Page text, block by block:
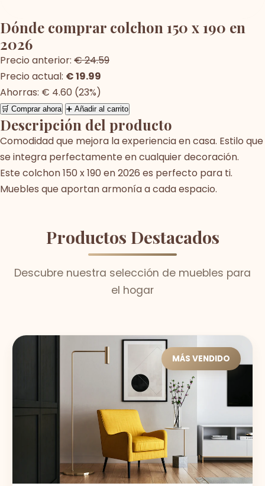
Dónde comprar colchon 150 x 190 en
2026
Precio anterior: € 24.59
Precio actual: € 19.99
Ahorras: € 4.60 (23%)
🛒 Comprar ahora ➕ Añadir al carrito
Descripción del producto
Comodidad que mejora la experiencia en casa. Estilo que
se integra perfectamente en cualquier decoración.
Este colchon 150 x 190 en 2026 es perfecto para ti.
Muebles que aportan armonía a cada espacio.
Productos Destacados
Descubre nuestra selección de muebles para
el hogar
MÁS VENDIDO